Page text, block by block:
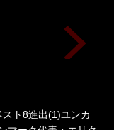
スト8進出(1)ユンカ